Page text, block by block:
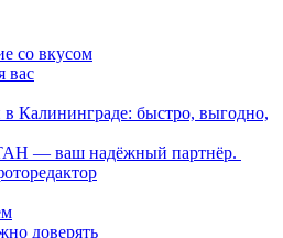
со вкусом
вас
Калининграде: быстро, выгодно,
— ваш надёжный партнёр.
доверять